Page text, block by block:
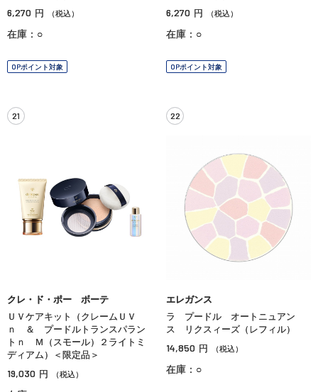
6,270 円 （税込）
在庫：○
OPポイント対象
6,270 円 （税込）
在庫：○
OPポイント対象
21
クレ・ド・ポー ボーテ
ＵＶケアキット（クレームＵＶ
ｎ ＆ プードルトランスパラン
トｎ Ｍ（スモール）２ライトミ
ディアム）＜限定品＞
19,030 円 （税込）
22
エレガンス
ラ プードル オートニュアン
ス リクスィーズ（レフィル）
14,850 円 （税込）
在庫：○